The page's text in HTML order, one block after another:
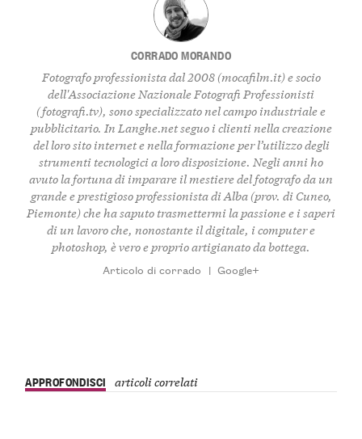
CORRADO MORANDO
Fotografo professionista dal 2008 (mocafilm.it) e socio
dell'Associazione Nazionale Fotografi Professionisti
(fotografi.tv), sono specializzato nel campo industriale e
pubblicitario. In Langhe.netseguo i clienti nella creazione
del loro sito internet e nella formazione per l’utilizzo degli
strumenti tecnologici a loro disposizione. Negli anni ho
avuto la fortuna di imparare il mestiere del fotografo da un
grande e prestigioso professionista di Alba (prov. di Cuneo,
Piemonte) che ha saputo trasmettermi la passione e i saperi
di un lavoro che, nonostante il digitale, i computer e
photoshop, è vero e proprio artigianato da bottega.
Articolo di corrado | Google+
APPROFONDISCI articoli correlati